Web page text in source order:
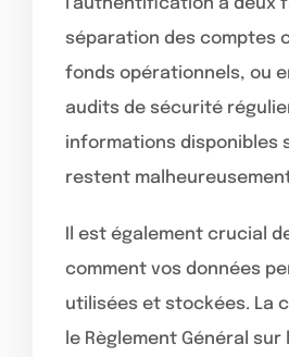
l’authentification à deux
séparation des comptes
fonds opérationnels, ou
audits de sécurité
informations disponibles
restent
Il est également crucial
comment vos données
utilisées et stockées. La
le Règlement Général